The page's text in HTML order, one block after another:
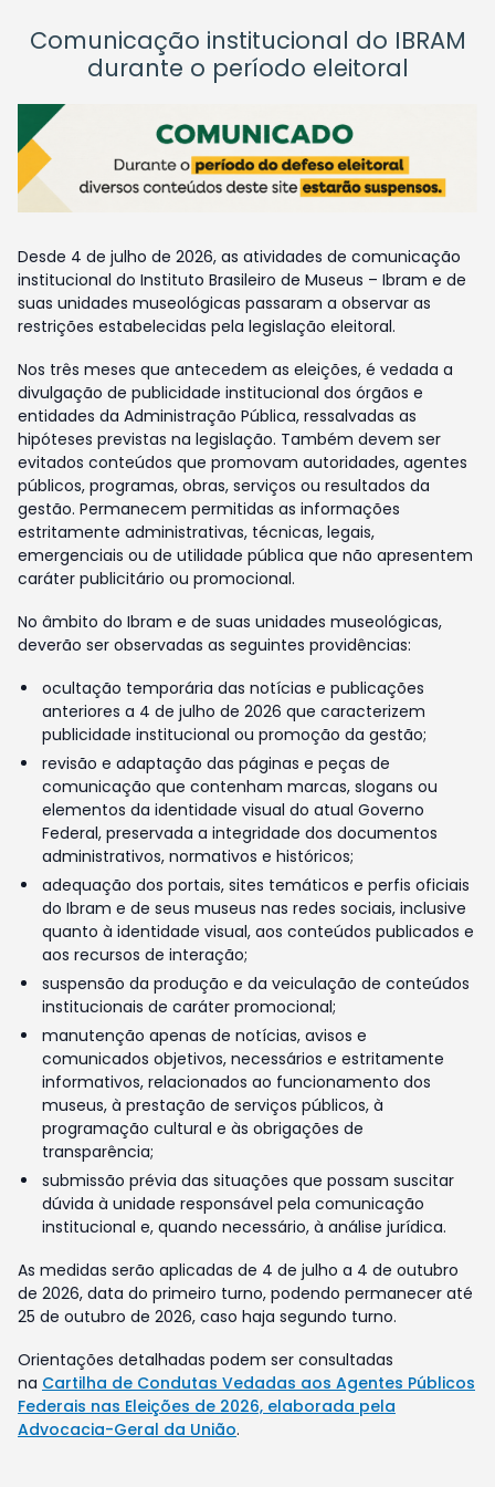
Comunicação institucional do IBRAM
durante o período eleitoral
Desde 4 de julho de 2026, as atividades de comunicação
institucional do Instituto Brasileiro de Museus – Ibram e de
suas unidades museológicas passaram a observar as
restrições estabelecidas pela legislação eleitoral.
Nos três meses que antecedem as eleições, é vedada a
divulgação de publicidade institucional dos órgãos e
entidades da Administração Pública, ressalvadas as
hipóteses previstas na legislação. Também devem ser
evitados conteúdos que promovam autoridades, agentes
públicos, programas, obras, serviços ou resultados da
gestão. Permanecem permitidas as informações
estritamente administrativas, técnicas, legais,
emergenciais ou de utilidade pública que não apresentem
caráter publicitário ou promocional.
No âmbito do Ibram e de suas unidades museológicas,
deverão ser observadas as seguintes providências:
ocultação temporária das notícias e publicações
anteriores a 4 de julho de 2026 que caracterizem
publicidade institucional ou promoção da gestão;
revisão e adaptação das páginas e peças de
comunicação que contenham marcas, slogans ou
elementos da identidade visual do atual Governo
Federal, preservada a integridade dos documentos
administrativos, normativos e históricos;
adequação dos portais, sites temáticos e perfis oficiais
do Ibram e de seus museus nas redes sociais, inclusive
quanto à identidade visual, aos conteúdos publicados e
aos recursos de interação;
suspensão da produção e da veiculação de conteúdos
institucionais de caráter promocional;
manutenção apenas de notícias, avisos e
comunicados objetivos, necessários e estritamente
informativos, relacionados ao funcionamento dos
museus, à prestação de serviços públicos, à
programação cultural e às obrigações de
transparência;
submissão prévia das situações que possam suscitar
dúvida à unidade responsável pela comunicação
institucional e, quando necessário, à análise jurídica.
As medidas serão aplicadas de 4 de julho a 4 de outubro
de 2026, data do primeiro turno, podendo permanecer até
25 de outubro de 2026, caso haja segundo turno.
Orientações detalhadas podem ser consultadas
na Cartilha de Condutas Vedadas aos Agentes Públicos
Federais nas Eleições de 2026, elaborada pela
Advocacia-Geral da União.